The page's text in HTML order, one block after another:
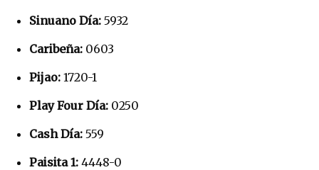
Sinuano Día: 5932
Caribeña: 0603
Pijao: 1720-1
Play Four Día: 0250
Cash Día: 559
Paisita 1: 4448-0